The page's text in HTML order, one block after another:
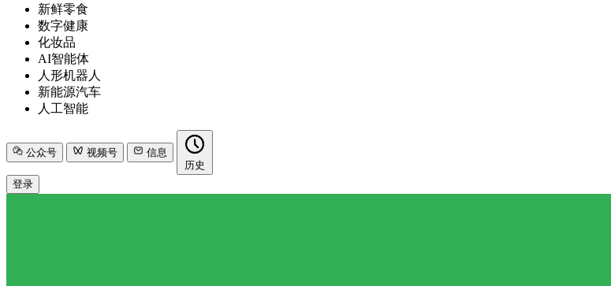
新鲜零食
数字健康
化妆品
AI智能体
人形机器人
新能源汽车
人工智能
公众号 视频号
信息
历史
登录